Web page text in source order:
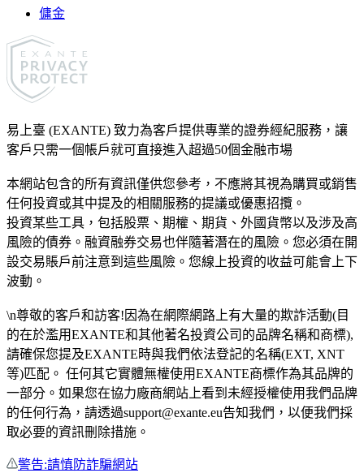
傭金
易上臺 (EXANTE) 致力為客戶提供專業的證券經紀服務，讓
客戶只需一個帳戶就可直接進入超過50個金融市場
本網站包含的所有資訊僅供您參考，不應將其視為購買或銷售
任何投資或其中提及的相關服務的提議或優惠招攬。
投資某些工具，包括股票、期權、期貨、外國貨幣以及涉及高
風險的債券。融資融券交易也伴隨著潛在的風險。您必須在開
設交易賬戶前注意到這些風險。您線上投資的收益可能會上下
波動。
\n尊敬的客戶和訪客!因為在網際網路上有大量的欺詐活動(目
的在於濫用EXANTE和其他著名投資公司的品牌名稱和商標),
請確保您提及EXANTE時與我們依法登記的名稱(EXT, XNT
等)匹配。 任何其它實體無權使用EXANTE商標作為其品牌的
一部分。如果您在協力廠商網站上看到未經授權使用我們品牌
的任何行為，請透過support@exante.eu告知我們，以便我們採
取必要的資訊刪除措施。
警告:請慎防詐騙網站